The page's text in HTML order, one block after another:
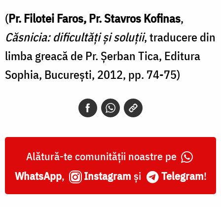
(Pr. Filotei Faros, Pr. Stavros Kofinas,
Căsnicia: dificultăți și soluții, traducere din
limba greacă de Pr. Șerban Tica, Editura
Sophia, București, 2012, pp. 74-75)
Alătură-te comunității noastre pe
WhatsApp, Instagram și Telegram!